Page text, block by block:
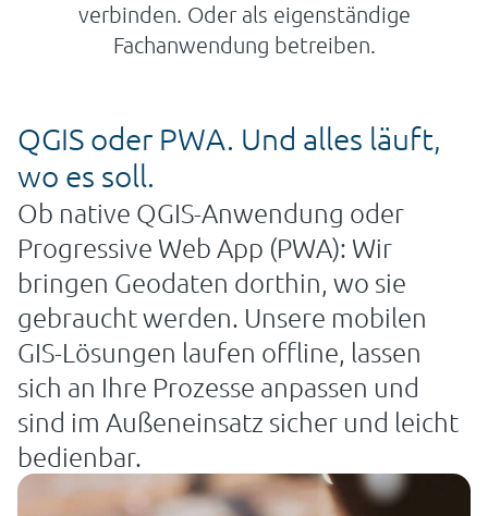
verbinden. Oder als eigenständige
Fachanwendung betreiben.
QGIS oder PWA. Und alles läuft,
wo es soll.
Ob native QGIS-Anwendung oder
Progressive Web App (PWA): Wir
bringen Geodaten dorthin, wo sie
gebraucht werden. Unsere mobilen
GIS-Lösungen laufen offline, lassen
sich an Ihre Prozesse anpassen und
sind im Außeneinsatz sicher und leicht
bedienbar.